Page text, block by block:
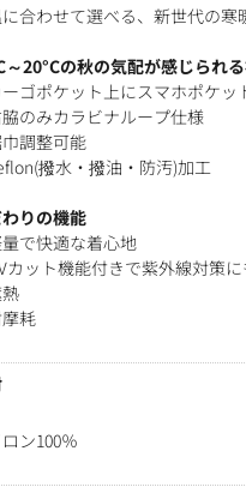
合わせて選べる、新世代の寒
～20°Cの秋の気配が感じられ
ーゴポケット上にスマホポケッ
脇のみカラビナループ仕様
巾調整可能
撥水・撥油・防汚)加工
りの機能
量で快適な着心地
カット機能付きで紫外線対策
熱
摩耗
ン100％